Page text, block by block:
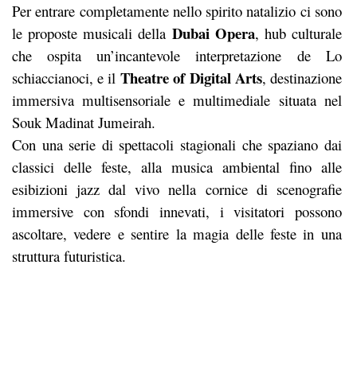
Per entrare completamente nello spirito natalizio ci sono
le proposte musicali della Dubai Opera, hub culturale
che ospita un’incantevole interpretazione de Lo
schiaccianoci, e ilTheatre of Digital Arts, destinazione
immersiva multisensoriale e multimediale situata nel
Souk Madinat Jumeirah.
Con una serie di spettacoli stagionali che spaziano dai
classici delle feste, alla musica ambiental fino alle
esibizioni jazz dal vivo nella cornice di scenografie
immersive con sfondi innevati, i visitatori possono
ascoltare, vedere e sentire la magia delle feste in una
struttura futuristica.